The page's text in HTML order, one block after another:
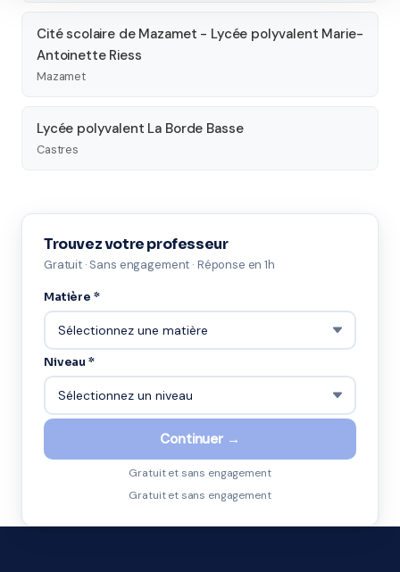
Cité scolaire de Mazamet - Lycée polyvalent Marie-
Antoinette Riess
Mazamet
Lycée polyvalent La Borde Basse
Castres
Trouvez votre professeur
Gratuit · Sans engagement · Réponse en 1h
Matière *
Niveau *
Continuer →
Gratuit et sans engagement
Gratuit et sans engagement